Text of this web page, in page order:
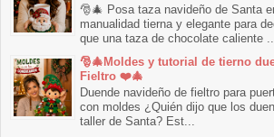
🎅🎄 Posa taza navideño de Santa
manualidad tierna y elegante para
que una taza de chocolate caliente ...
🎅🎄Moldes y tutorial de tierno
Fieltro ❤️🎄
Duende navideño de fieltro para
con moldes ¿Quién dijo que los
taller de Santa? Est...